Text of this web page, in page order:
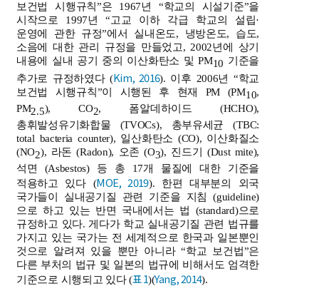
보건법 시행규칙”은 1967년 “학교의 시설기준”을
시작으로 1997년 “고교 이하 각급 학교의 설립·
운영에 관한 규정”에서 실내온도, 냉방온도, 습도,
소음에 대한 관리 규정을 만들었고, 2002년에 상기
내용에 실내 공기 중의 이산화탄소 및 PM10 기준을
추가로 규정하였다 (Kim, 2016). 이후 2006년 “학교
보건법 시행규칙”이 시행된 후 현재 PM (PM10,
PM2.5), CO2, 폼알데하이드 (HCHO),
총휘발성유기화합물 (TVOCs), 총부유세균 (TBC:
total bacteria counter), 일산화탄소 (CO), 이산화질소
(NO2), 라돈 (Radon), 오존 (O3), 진드기 (Dust mite),
석면 (Asbestos) 등 총 17개 물질에 대한 기준을
적용하고 있다 (MOE, 2019). 한편 대부분의 외국
국가들이 실내공기질 관련 기준을 지침 (guideline)
으로 하고 있는 반면 국내에서는 법 (standard)으로
규정하고 있다. 게다가 학교 실내공기질 관련 법규를
가지고 있는 국가는 전 세계적으로 한국과 일본뿐인
것으로 알려져 있을 뿐만 아니라 “학교 보건법”은
다른 부처의 법규 및 일본의 법규에 비해서도 엄격한
기준으로 시행되고 있다 (표 1)(Yang, 2014).